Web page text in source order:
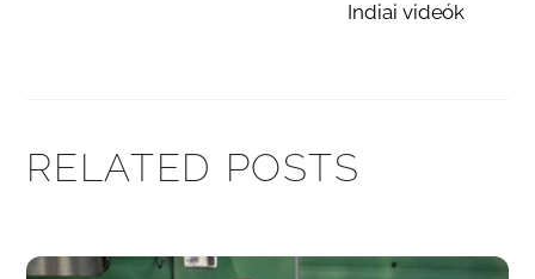
Indiai videók
RELATED POSTS